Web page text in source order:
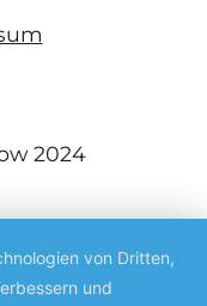
2024
von Dritten,
und